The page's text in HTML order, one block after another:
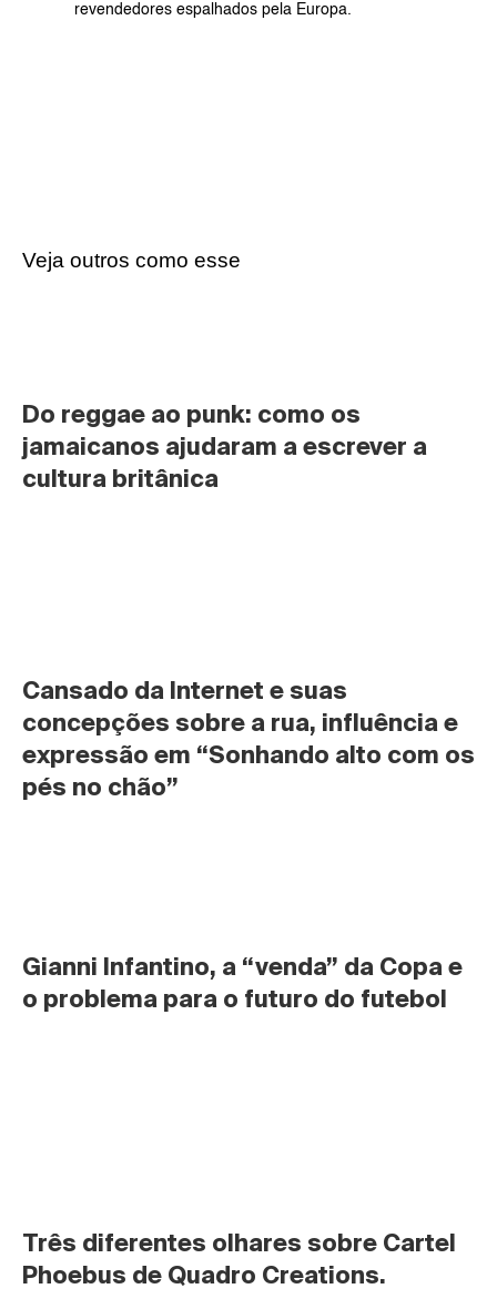
revendedores espalhados pela Europa.
Veja outros como esse
Do reggae ao punk: como os
jamaicanos ajudaram a escrever a
cultura britânica
Cansado da Internet e suas
concepções sobre a rua, influência e
expressão em “Sonhando alto com os
pés no chão”
Gianni Infantino, a “venda” da Copa e
o problema para o futuro do futebol
Três diferentes olhares sobre Cartel
Phoebus de Quadro Creations.